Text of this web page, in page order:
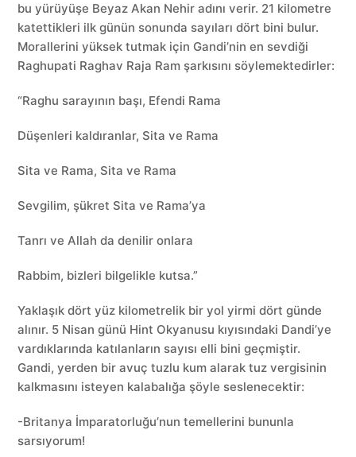
bu yürüyüşe Beyaz Akan Nehir adını verir. 21 kilometre
katettikleri ilk günün sonunda sayıları dört bini bulur.
Morallerini yüksek tutmak için Gandi’nin en sevdiği
Raghupati Raghav Raja Ram şarkısını söylemektedirler:
“Raghu sarayının başı, Efendi Rama
Düşenleri kaldıranlar, Sita ve Rama
Sita ve Rama, Sita ve Rama
Sevgilim, şükret Sita ve Rama’ya
Tanrı ve Allah da denilir onlara
Rabbim, bizleri bilgelikle kutsa.”
Yaklaşık dört yüz kilometrelik bir yol yirmi dört günde
alınır. 5 Nisan günü Hint Okyanusu kıyısındaki Dandi’ye
vardıklarında katılanların sayısı elli bini geçmiştir.
Gandi, yerden bir avuç tuzlu kum alarak tuz vergisinin
kalkmasını isteyen kalabalığa şöyle seslenecektir:
-Britanya İmparatorluğu’nun temellerini bununla
sarsıyorum!